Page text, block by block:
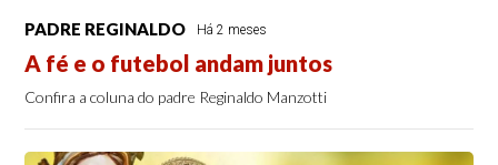
PADRE REGINALDO Há 2 meses
A fé e o futebol andam juntos
Confira a coluna do padre Reginaldo Manzotti